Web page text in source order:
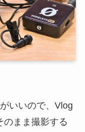
いいので、Vlog
のまま撮影する